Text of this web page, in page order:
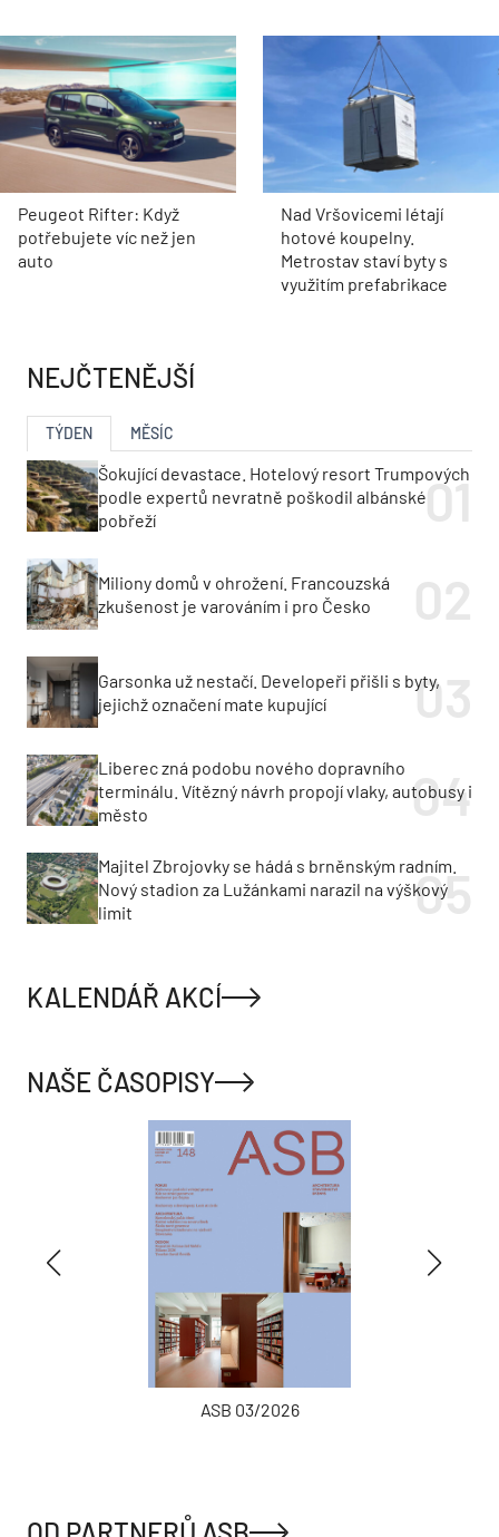
Peugeot Rifter: Když
potřebujete víc než jen
auto
Nad Vršovicemi létají
hotové koupelny.
Metrostav staví byty s
využitím prefabrikace
NEJČTENĚJŠÍ
TÝDEN MĚSÍC
Šokující devastace. Hotelový resort Trumpových
podle expertů nevratně poškodil albánské
pobřeží
Miliony domů v ohrožení. Francouzská
zkušenost je varováním i pro Česko
Garsonka už nestačí. Developeři přišli s byty,
jejichž označení mate kupující
Liberec zná podobu nového dopravního
terminálu. Vítězný návrh propojí vlaky, autobusy i
město
Majitel Zbrojovky se hádá s brněnským radním.
Nový stadion za Lužánkami narazil na výškový
limit
KALENDÁŘ AKCÍ
NAŠE ČASOPISY
ASB 03/2026